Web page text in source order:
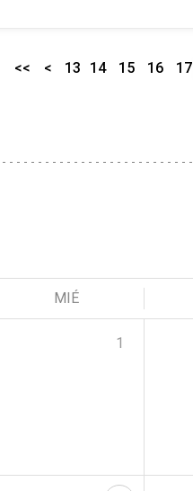
<< < 13 14 15 16 17
MIÉ
1